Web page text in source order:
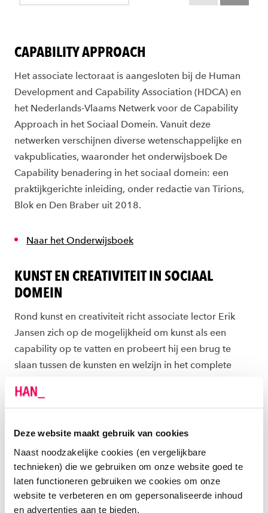
Deze website maakt gebruik van cookies
Naast noodzakelijke cookies (en vergelijkbare
technieken) die we gebruiken om onze website goed te
laten functioneren gebruiken we cookies om onze
website te verbeteren en om gepersonaliseerde inhoud
en advertenties aan te bieden.
CAPABILITY APPROACH
Het associate lectoraat is aangesloten bij de Human
Development and Capability Association (HDCA) en
het Nederlands-Vlaams Netwerk voor de Capability
Approach in het Sociaal Domein. Vanuit deze
netwerken verschijnen diverse wetenschappelijke en
vakpublicaties, waaronder het onderwijsboek De
Capability benadering in het sociaal domein: een
praktijkgerichte inleiding, onder redactie van Tirions,
Blok en Den Braber uit 2018.
Naar het Onderwijsboek
KUNST EN CREATIVITEIT IN SOCIAAL
DOMEIN
Rond kunst en creativiteit richt associate lector Erik
Jansen zich op de mogelijkheid om kunst als een
capability op te vatten en probeert hij een brug te
slaan tussen de kunsten en welzijn in het complete
betekenisgeving. Hij is samen met lector Nico de Vos
innovatienetwerk Kunst en Creativiteit in het Sociaal
Sociaal Werk). Deze samenwerking heeft
wetenschappelijke en vakpublicaties opgeleverd, zoals
een special issue van Sociale Vraagstukken, een
onderwijsboek over kunstgebaseerde methoden van